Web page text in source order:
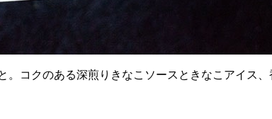
コクのある深煎りきなこソースときなこアイス